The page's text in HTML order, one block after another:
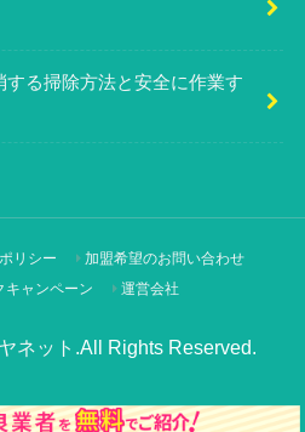
る掃除方法と安全に作業す
リシー 加盟希望のお問い合わせ
キャンペーン 運営会社
ネット .All Rights Reserved.